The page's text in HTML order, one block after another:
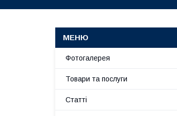
Фотогалерея
Товари та послуги
Статті